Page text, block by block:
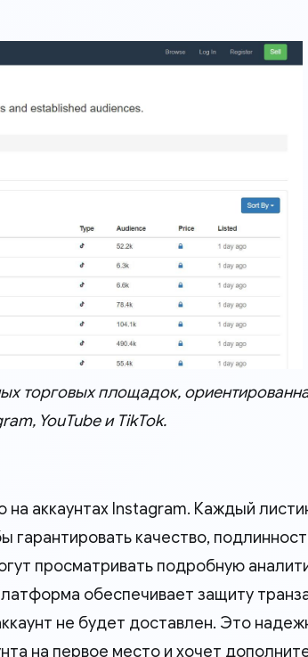
торговых площадок,
YouTube и TikTok.
аккаунтах Instagram. Каждый
гарантировать качество,
просматривать подробную
обеспечивает защиту
не будет доставлен. Это
на первое место и хочет